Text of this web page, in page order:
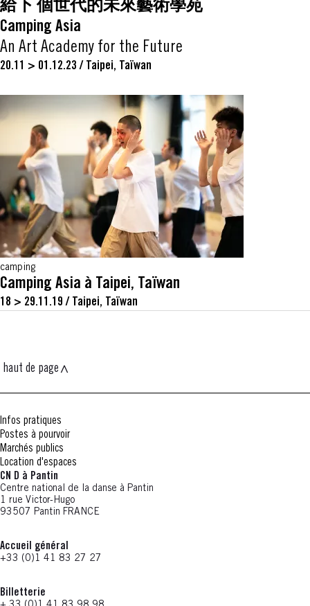
給下 個世代的未來藝術學苑
Camping Asia
An Art Academy for the Future
20.11 > 01.12.23 / Taipei, Taïwan
camping
Camping Asia à Taipei, Taïwan
18 > 29.11.19 / Taipei, Taïwan
haut de page
Infos pratiques
Postes à pourvoir
Marchés publics
Location d'espaces
CN D à Pantin
Centre national de la danse à Pantin
1 rue Victor-Hugo
93507 Pantin FRANCE
Accueil général
+33 (0)1 41 83 27 27
Billetterie